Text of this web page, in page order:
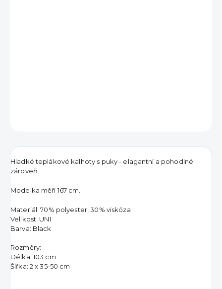
Hladké teplákové kalhoty s puky - elagantní a pohodlné
zároveň.
Modelka měří 167 cm.
Materiál: 70% polyester, 30% viskóza
Velikost: UNI
Barva: Black
Rozměry:
Délka: 103 cm
Šířka: 2 x 35-50 cm